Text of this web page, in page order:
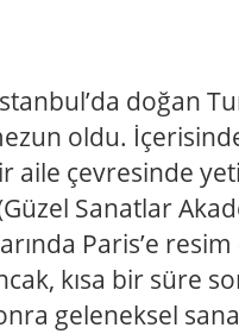
doğan
oldu.
aile çevresinde
Sanatlar
Paris’e
kısa bir süre
geleneksel